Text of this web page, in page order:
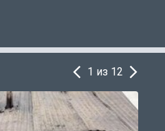
1 из 12